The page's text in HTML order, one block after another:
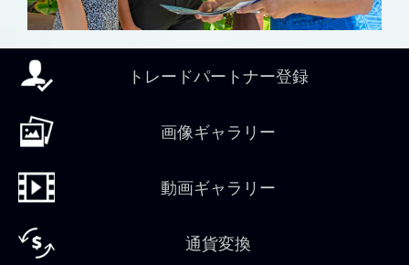
トレードパートナー登録
画像ギャラリー
動画ギャラリー
通貨変換